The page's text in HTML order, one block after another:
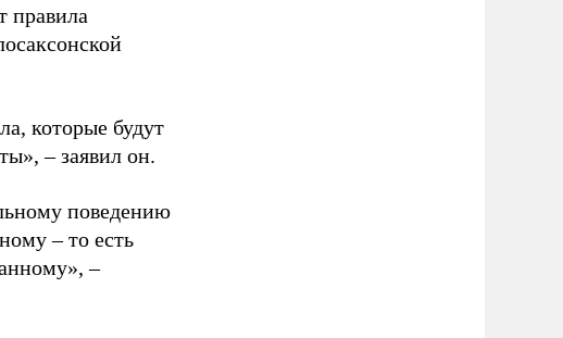
правила
которые будут
– заявил он.
поведению
– то есть
–